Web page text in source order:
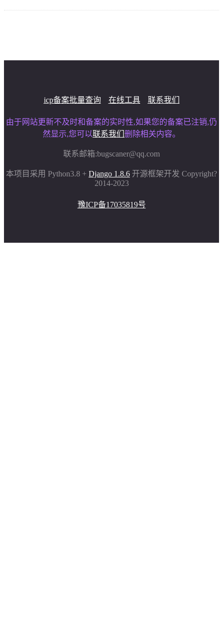
icp备案批量查询 在线工具 联系我们
由于网站更新不及时和备案的实时性,如果您的备案已注销,仍
然显示,您可以联系我们 删除相关内容。
联系邮箱:bugscaner@qq.com
本项目采用 Python3.8 + Django 1.8.6 开源框架开发 Copyright?
2014-2023
豫ICP备17035819号